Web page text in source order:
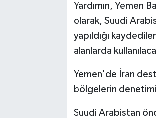
Yardımın, Yemen
olarak, Suudi
yapıldığı
alanlarda
Yemen'de İran
bölgelerin
Suudi Arabistan